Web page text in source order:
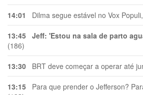
14:01 Dilma segue estável no Vox
13:45 Jeff: 'Estou na sala de parto
(186)
13:30 BRT deve começar a operar até
13:15 Para que prender o Jefferson?